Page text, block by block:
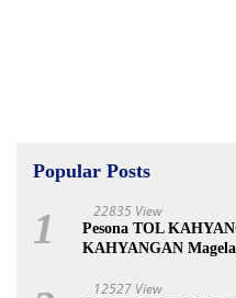
Popular Posts
1 22835 View
Pesona TOL
KAHYANGAN
12527 View